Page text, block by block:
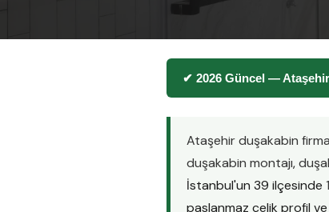
✔ 2026 Güncel —
Ataşehir duşakabin
duşakabin montajı,
İstanbul'un 39 ilçesinde
paslanmaz çelik profil